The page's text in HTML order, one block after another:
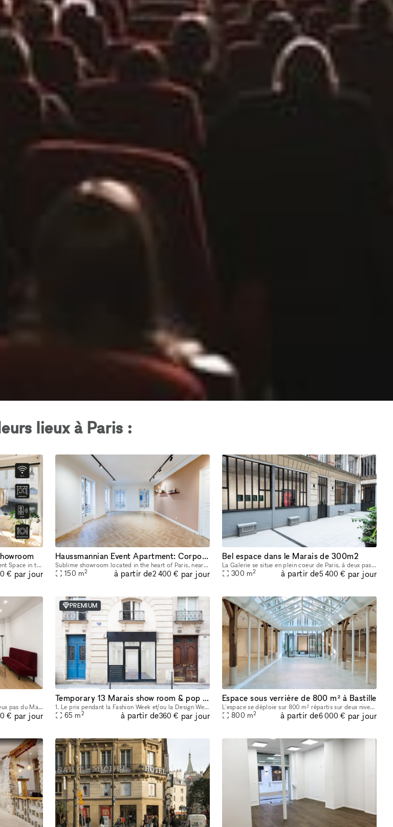
lieux à Paris :
'INAPERÇU STUDIO – Showroom & Event Space in the Heart of Le Marais Located in the heart of Le Marais, one of Paris's most vibrant and sought-after neighborhoods, L'INAPERÇU STUDIO is a versatile ve
€ par jour
Haussmannian Event Apartment: Corporate Seminars, Conferences, Showrooms...
Sublime showroom located in the heart of Paris, near the Montorgueil and Marais districts. Imbued with typical Parisian charm, the showroom offers an incomparable showcase. You can rent it to highlig
150 m2 à partir de2 400 € par jour
Bel espace dans le Marais de 300m2
La Galerie se situe en plein coeur de Paris, à deux pas du Centre Pompidou et de la rue des Archives. Cet espace de 300m2 a été entièrement rénové en 2022 afin d’acceuillir un nouvel espace d’exposit
300 m2 à partir de5 400 € par jour
Studio showroom au cœur de Paris, à deux pas du Marais, situé au 17 rue de Nice. Cet espace au charme typiquement parisien est idéal pour les showrooms, présentations de collections, pop-ups et événe
€ par jour
PREMIUM
Temporary 13 Marais show room & pop up
1. Le prix pendant la Fashion Week et/ou la Design Week est de 1875 € par jour et 11 250 € par semaine. Profitez de notre espace polyvalent idéal pour les showrooms de mode, les produits de luxe, les
65 m2 à partir de360 € par jour
Espace sous verrière de 800 m² à Bastille
L'espace se déploie sur 800 m² répartis sur deux niveaux dont un espace central sous une verrière de 465 m² avec un patio extérieur de 30 m². Vous trouverez en pièce jointe une présentation détaillée
800 m2 à partir de6 000 € par jour